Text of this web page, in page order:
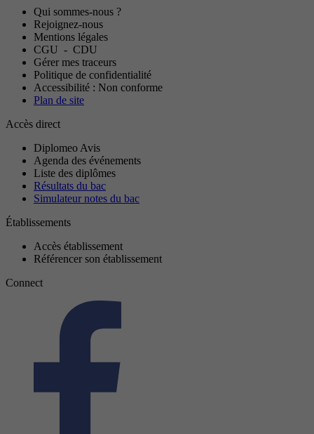
Qui sommes-nous ?
Rejoignez-nous
Mentions légales
CGU - CDU
Gérer mes traceurs
Politique de confidentialité
Accessibilité : Non conforme
Plan de site
Accès direct
Diplomeo Avis
Agenda des événements
Liste des diplômes
Résultats du bac
Simulateur notes du bac
Établissements
Accès établissement
Référencer son établissement
Connect